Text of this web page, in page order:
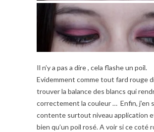
Il n’y a pas a dire , cela flashe un poil.
Evidemment comme tout fard rouge
trouver la balance des blancs qui
correctement la couleur … Enfin, j’en
contente surtout niveau application
bien qu’un poil rosé. A voir si ce coté